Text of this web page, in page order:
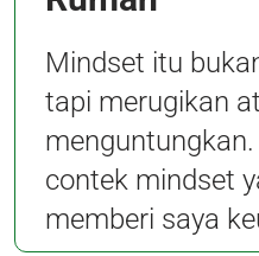
Mindset itu
tapi merugikan
contek mindset
memberi saya